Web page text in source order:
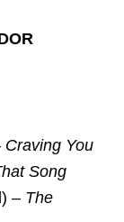
Craving You
Song
– The